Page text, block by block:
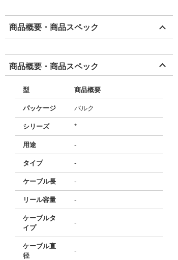
商品概要・商品スペック
商品概要・商品スペック
型 商品概要
パッケージ バルク
シリーズ *
用途 -
タイプ -
ケーブル長 -
リール容量 -
ケーブルタ
イプ
-
ケーブル直
径
-